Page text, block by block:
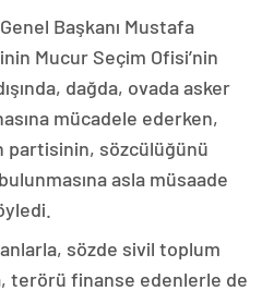
Başkanı Mustafa
Mucur Seçim Ofisi’nin
dağda, ovada asker
mücadele ederken,
partisinin, sözcülüğünü
asla müsaade
sözde sivil toplum
terörü finanse edenlerle de